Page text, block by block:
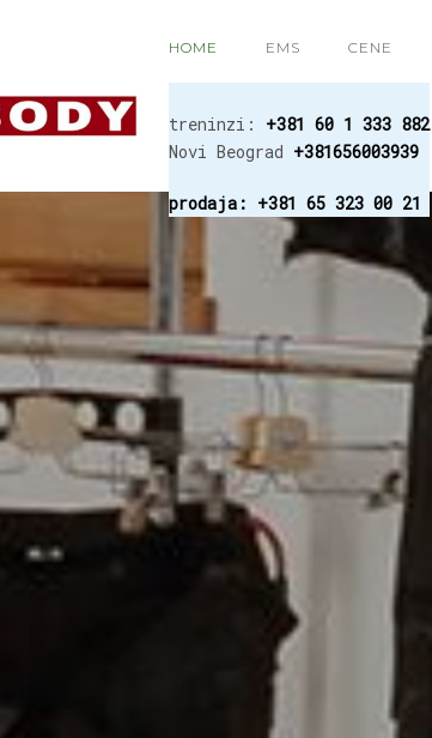
HOME EMS CENE
treninzi: +381 60 1 333 882
Novi Beograd +381656003939
prodaja: +381 65 323 00 21